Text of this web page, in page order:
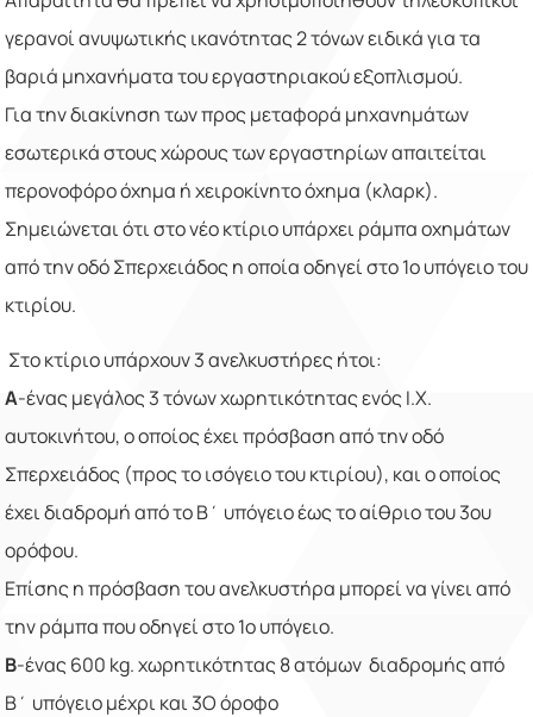
γερανοί ανυψωτικής ικανότητας 2 τόνων ειδικά για τα
βαριά μηχανήματα του εργαστηριακού εξοπλισμού.
Για την διακίνηση των προς μεταφορά μηχανημάτων
εσωτερικά στους χώρους των εργαστηρίων απαιτείται
περονοφόρο όχημα ή χειροκίνητο όχημα (κλαρκ).
Σημειώνεται ότι στο νέο κτίριο υπάρχει ράμπα οχημάτων
από την οδό Σπερχειάδος η οποία οδηγεί στο 1ο υπόγειο του
κτιρίου.
Στο κτίριο υπάρχουν 3 ανελκυστήρες ήτοι:
Α-ένας μεγάλος 3 τόνων χωρητικότητας ενός Ι.Χ.
αυτοκινήτου, ο οποίος έχει πρόσβαση από την οδό
Σπερχειάδος (προς το ισόγειο του κτιρίου), και ο οποίος
έχει διαδρομή από το Β΄ υπόγειο έως το αίθριο του 3ου
ορόφου.
Επίσης η πρόσβαση του ανελκυστήρα μπορεί να γίνει από
την ράμπα που οδηγεί στο 1ο υπόγειο.
Β-ένας 600 kg. χωρητικότητας 8 ατόμων διαδρομής από
Β΄ υπόγειο μέχρι και 3Ο όροφο